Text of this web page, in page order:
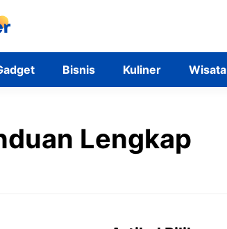
Bisnis Kuliner Wisata
Lengkap